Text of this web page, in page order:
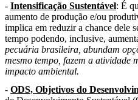
- Intensificação Sustentável: É
aumento de produção e/ou
implica em reduzir a chance dele
tempo podendo, inclusive,
pecuária brasileira, abundam
mesmo tempo, fazem a atividade
impacto ambiental.
- ODS, Objetivos do